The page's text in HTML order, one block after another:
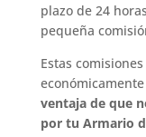
plazo de 24
pequeña
Estas
económicamente
ventaja de que
por tu Armario